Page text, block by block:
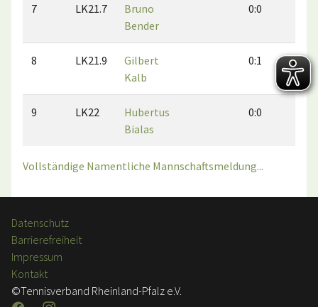
7 LK21.7
Bruno
Bender
0:0
8 LK21.9
Gilbert
Kalb
0:1 1:2
9 LK22
Hubertus
Bialas
0:0
Vollständige Namentliche Mannschaftsmeldung...
Datenschutz
Barrierefreiheit
Impressum
Kontakt
©Tennisverband Rheinland-Pfalz e.V.